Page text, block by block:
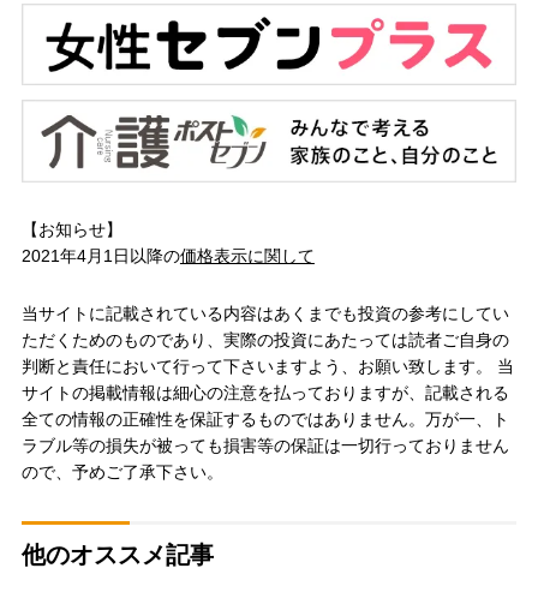
【お知らせ】
2021年4月1日以降の価格表示に関して
当サイトに記載されている内容はあくまでも投資の参考にしてい
ただくためのものであり、実際の投資にあたっては読者ご自身の
判断と責任において行って下さいますよう、お願い致します。 当
サイトの掲載情報は細心の注意を払っておりますが、記載される
全ての情報の正確性を保証するものではありません。万が一、ト
ラブル等の損失が被っても損害等の保証は一切行っておりません
ので、予めご了承下さい。
他のオススメ記事